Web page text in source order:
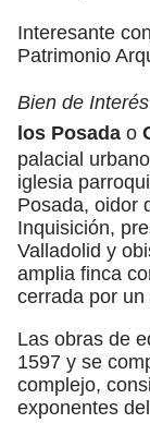
Interesante
Patrimonio
Bien de
los Posada o
palacial
iglesia
Posada, oidor
Inquisición,
Valladolid y
amplia finca
cerrada por
Las obras de
1597 y se
complejo,
exponentes